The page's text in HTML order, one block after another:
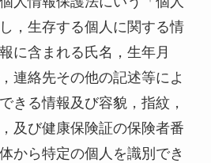
，生存する個人に関する情
に含まれる氏名，生年月
連絡先その他の記述等によ
きる情報及び容貌，指紋，
及び健康保険証の保険者番
から特定の個人を識別でき